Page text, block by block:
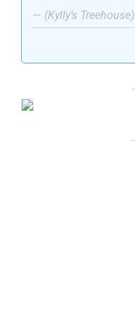
— (Kylly’s Treehouse)